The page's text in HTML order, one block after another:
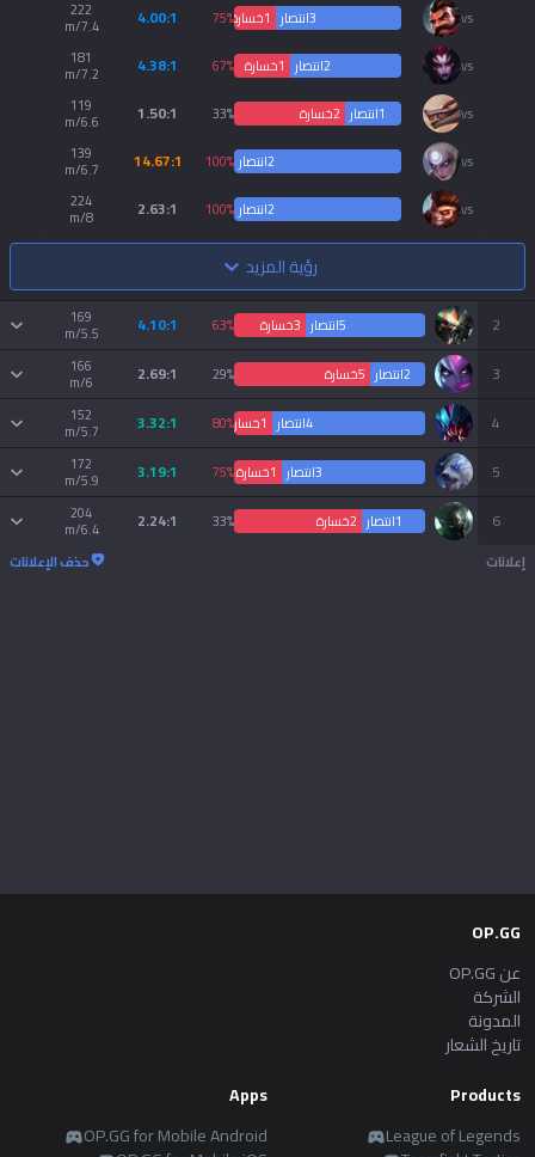
vs
3انتصار 1خسارة75%
4.00:1
222
7.4/m
vs
2انتصار 1خسارة 67%
4.38:1
181
7.2/m
vs
1انتصار 2خسارة 33%
1.50:1
119
6.6/m
vs
2انتصار 0خسارة
100%
14.67:1
139
6.7/m
vs
2انتصار 0خسارة
100%
2.63:1
224
8/m
رؤية المزيد
2
5انتصار 3خسارة 63%
4.10:1
169
5.5/m
3
2انتصار 5خسارة 29%
2.69:1
166
6/m
4
4انتصار 1خسارة80%
3.32:1
152
5.7/m
5
3انتصار 1خسارة75%
3.19:1
172
5.9/m
6
1انتصار 2خسارة 33%
2.24:1
204
6.4/m
إعلانات
حذف الإعلانات
OP.GG
عن OP.GG
الشركة
المدونة
تاريخ الشعار
Products
League of Legends
Apps
OP.GG for Mobile Android
Valorant
Gigs
TalkG
Esports
Türkçe
limba română
português
繁體中文
српски језик
italiano
ไทย